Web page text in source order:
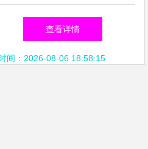
实用技术
查看详情
间：2026-08-06 18:58:15